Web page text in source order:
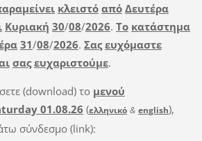
κλειστό από Δευτέρα
Κυριακή 30/08/2026. Το κατάστημα
31/08/2026. Σας ευχόμαστε
σας ευχαριστούμε.
(download) το μενού
01.08.26 (ελληνικό & english),
σύνδεσμο (link):